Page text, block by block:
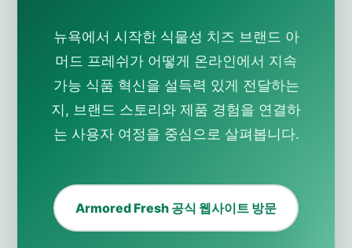
뉴욕에서 시작한 식물성 치즈 브랜드 아
머드 프레쉬가 어떻게 온라인에서 지속
가능 식품 혁신을 설득력 있게 전달하는
지, 브랜드 스토리와 제품 경험을 연결하
는 사용자 여정을 중심으로 살펴봅니다.
Armored Fresh 공식 웹사이트 방문